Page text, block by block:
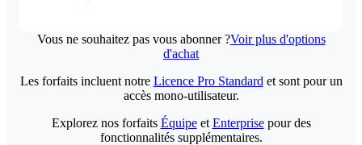
Vous ne souhaitez pas vous abonner ?Voir plus d'options
d'achat
Les forfaits incluent notre Licence Pro Standard et sont pour un
accès mono-utilisateur.
Explorez nos forfaits Équipeet Enterprisepour des
fonctionnalités supplémentaires.